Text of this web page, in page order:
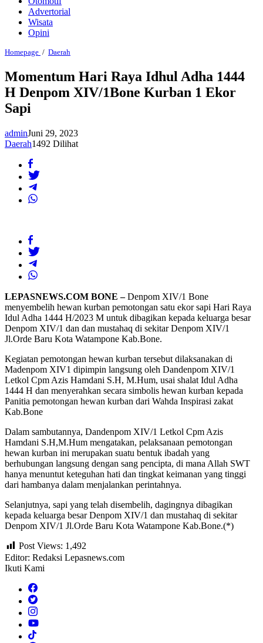
Advertorial
Wisata
Opini
Homepage / Daerah
Raya
Idhul
Adha
1444
Kurban
1
Momentum Hari Raya Idhul Adha 1444
H Denpom XIV/1Bone Kurban 1 Ekor
Sapi
adminJuni 29, 2023
Daerah1492 Dilihat
LEPASNEWS.COM BONE –Denpom XIV/1 Bone
menyembelih hewan kurban pemotongan satu ekor sapi Hari Raya
Idul Adha 1444 H/2023 M untuk dibagikan kepada keluarga besar
Denpom XIV/1 dan dan mustahaq di sekitar Denpom XIV/1
Jl.Orde Baru Kota Watampone Kab.Bone.
Kegiatan pemotongan hewan kurban tersebut dilaksanakan di
Madenpom XIV1 dipimpin langsung oleh Dandenpom XIV/1
Letkol Cpm Azis Hamdani S.H, M.Hum, usai shalat Idul Adha
1444 H dan menyerahkan secara simbolis hewan kurban kepada
Panitia pemotongan hewan kurban dari Wahda Inspirasi zakat
Kab.Bone
Dalam sambutannya, Dandenpom XIV/1 Letkol Cpm Azis
Hamdani S.H,M.Hum mengatakan, pelaksanaan pemotongan
hewan kurban ini merupakan suatu bentuk ibadah yang
berhubungan langsung dengan sang pencipta, di mana Allah SWT
hanya menuntut keteguhan hati dan tingkat keimanan yang tinggi
dari hambanya dalam menjalankan perintahnya.
Selanjutnya, sapi yang telah disembelih, dagingnya dibagikan
kepada keluarga besar Denpom XIV/1 dan mustahaq di sekitar
Denpom XIV/1 Jl.Orde Baru Kota Watampone Kab.Bone.(*)
Post Views: 1,492
Editor: Redaksi Lepasnews.com
Ikuti Kami